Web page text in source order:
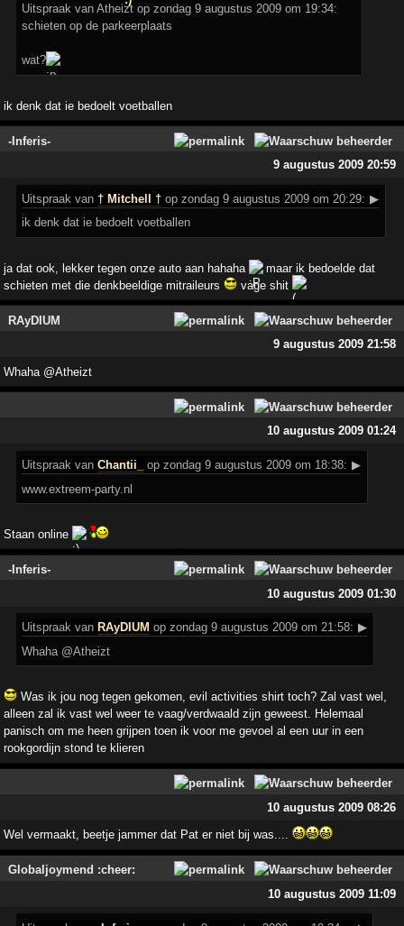
Uitspraak van Atheizt op zondag 9 augustus 2009 om 19:34:
schieten op de parkeerplaats
wat?
ik denk dat ie bedoelt voetballen
-Inferis-
9 augustus 2009 20:59
Uitspraak van† Mitchell † op zondag 9 augustus 2009 om 20:29: ▶
ik denk dat ie bedoelt voetballen
ja dat ook, lekker tegen onze auto aan hahaha
maar ik bedoelde dat
schieten met die denkbeeldige mitraileurs
vage shit
RAyDIUM
9 augustus 2009 21:58
Whaha @Atheizt
10 augustus 2009 01:24
Uitspraak vanChantii_ op zondag 9 augustus 2009 om 18:38: ▶
www.extreem-party.nl
Staan online
-Inferis-
10 augustus 2009 01:30
Uitspraak van RAyDIUM op zondag 9 augustus 2009 om 21:58: ▶
Whaha @Atheizt
Was ik jou nog tegen gekomen, evil activities shirt toch? Zal vast wel,
alleen zal ik vast wel weer te vaag/verdwaald zijn geweest. Helemaal
panisch om me heen grijpen toen ik voor me gevoel al een uur in een
rookgordijn stond te klieren
10 augustus 2009 08:26
Wel vermaakt, beetje jammer dat Pat er niet bij was....
Globaljoymend :cheer:
10 augustus 2009 11:09